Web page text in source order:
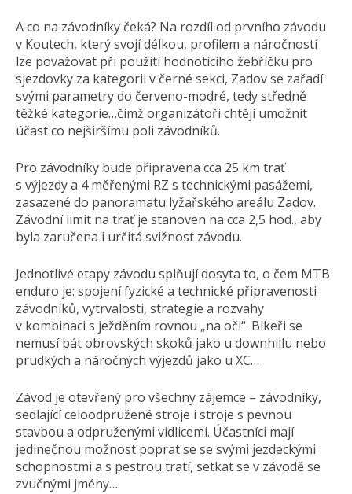
A co na závodníky čeká? Na rozdíl od prvního závodu
v Koutech, který svojí délkou, profilem a náročností
lze považovat při použití hodnotícího žebříčku pro
sjezdovky za kategorii v černé sekci, Zadov se zařadí
svými parametry do červeno-modré, tedy středně
těžké kategorie…čímž organizátoři chtějí umožnit
účast co nejširšímu poli závodníků.
Pro závodníky bude připravena cca 25 km trať
s výjezdy a 4 měřenými RZ s technickými pasážemi,
zasazené do panoramatu lyžařského areálu Zadov.
Závodní limit na trať je stanoven na cca 2,5 hod., aby
byla zaručena i určitá svižnost závodu.
Jednotlivé etapy závodu splňují dosyta to, o čem MTB
enduro je: spojení fyzické a technické připravenosti
závodníků, vytrvalosti, strategie a rozvahy
v kombinaci s ježděním rovnou „na oči“. Bikeři se
nemusí bát obrovských skoků jako u downhillu nebo
prudkých a náročných výjezdů jako u XC…
Závod je otevřený pro všechny zájemce – závodníky,
sedlající celoodpružené stroje i stroje s pevnou
stavbou a odpruženými vidlicemi. Účastníci mají
jedinečnou možnost poprat se se svými jezdeckými
schopnostmi a s pestrou tratí, setkat se v závodě se
zvučnými jmény….